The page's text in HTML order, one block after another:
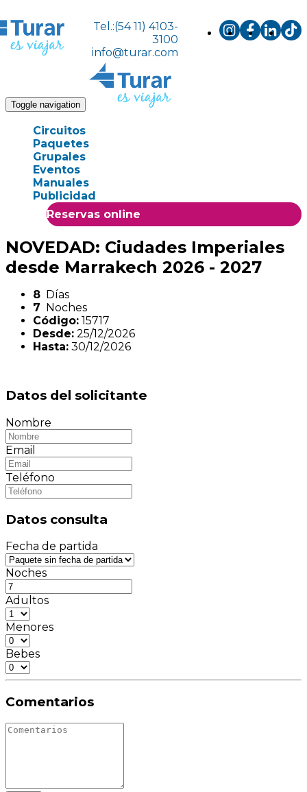
Tel.:(54 11) 4103-
3100
info@turar.com
Toggle navigation
Circuitos
Paquetes
Grupales
Eventos
Manuales
Publicidad
Reservas online
NOVEDAD: Ciudades Imperiales
desde Marrakech 2026 - 2027
8 Días
7 Noches
Código: 15717
Desde: 25/12/2026
Hasta: 30/12/2026
Datos del solicitante
Nombre
Email
Teléfono
Datos consulta
Fecha de partida
Noches
Adultos
Menores
Bebes
Comentarios